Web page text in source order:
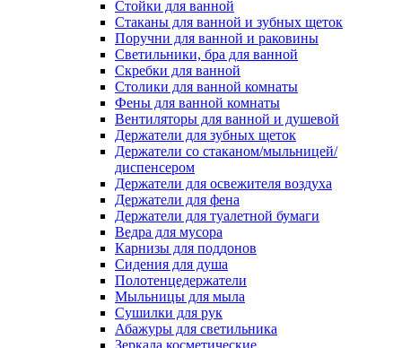
Стойки для ванной
Стаканы для ванной и зубных щеток
Поручни для ванной и раковины
Светильники, бра для ванной
Скребки для ванной
Столики для ванной комнаты
Фены для ванной комнаты
Вентиляторы для ванной и душевой
Держатели для зубных щеток
Держатели со стаканом/мыльницей/
диспенсером
Держатели для освежителя воздуха
Держатели для фена
Держатели для туалетной бумаги
Ведра для мусора
Карнизы для поддонов
Сидения для душа
Полотенцедержатели
Мыльницы для мыла
Сушилки для рук
Абажуры для светильника
Зеркала косметические